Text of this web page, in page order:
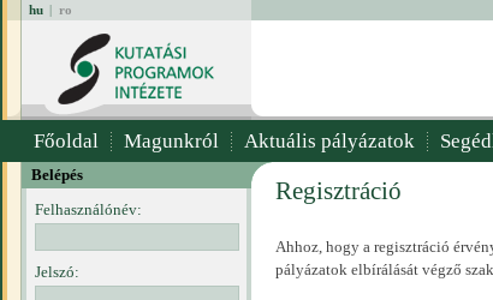
hu | ro
Főoldal Magunkról Aktuális pályázatok
Belépés
Felhasználónév:
Jelszó:
Regisztráció
Ahhoz, hogy a regisztráció
pályázatok elbírálását végző